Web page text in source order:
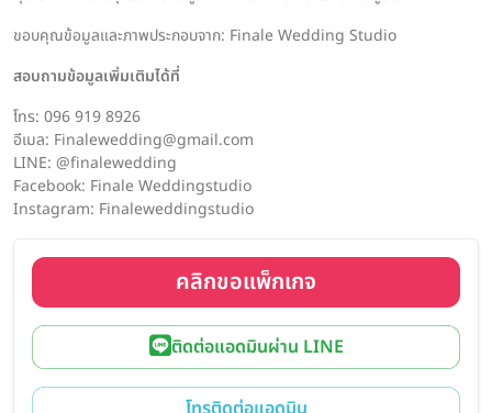
ขอบคุณข้อมูลและภาพประกอบจาก: Finale Wedding Studio
สอบถามข้อมูลเพิ่มเติมได้ที่
โทร: 096 919 8926
อีเมล: Finalewedding@gmail.com
LINE: @finalewedding
Facebook: Finale Weddingstudio
Instagram: Finaleweddingstudio
คลิกขอแพ็กเกจ
ติดต่อแอดมินผ่าน LINE